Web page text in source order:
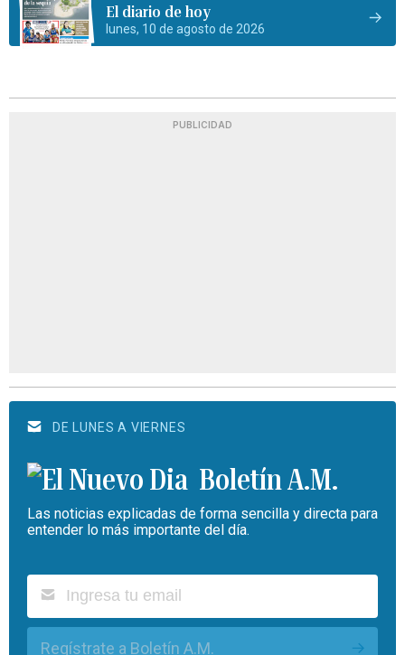
El diario de hoy
lunes, 10 de agosto de 2026
PUBLICIDAD
DE LUNES A VIERNES
Boletín A.M.
Las noticias explicadas de forma sencilla y directa para
entender lo más importante del día.
Regístrate a Boletín A.M.